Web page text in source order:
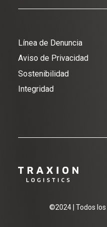
El Bisonte
MyM
Redpack
Egoba
Solistica
Medistik
Traxi
Publica
V-Modal
Línea de Denuncia
Aviso de Privacidad
Sostenibilidad
Integridad
©2024 | Todos